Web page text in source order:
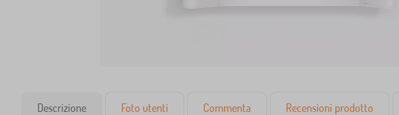
Descrizione Foto utenti Commenta Recensioni prodotto